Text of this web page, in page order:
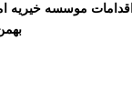
موسسه خیریه
بهمن